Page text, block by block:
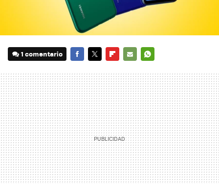
1 comentario
MAIL